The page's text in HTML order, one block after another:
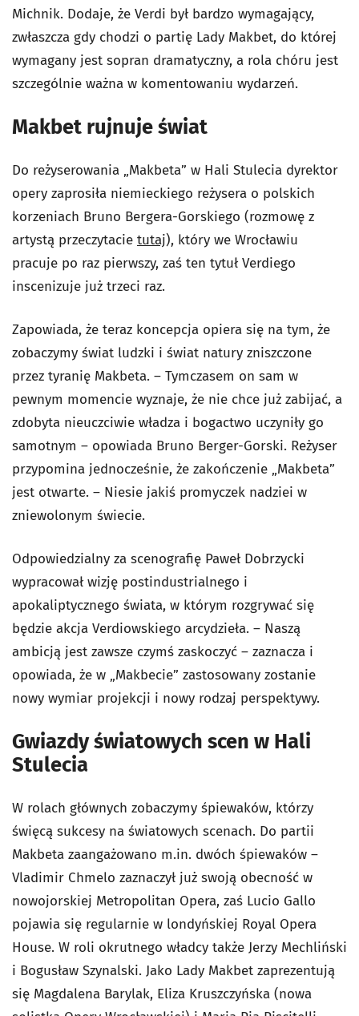
Michnik. Dodaje, że Verdi był bardzo wymagający,
zwłaszcza gdy chodzi o partię Lady Makbet, do której
wymagany jest sopran dramatyczny, a rola chóru jest
szczególnie ważna w komentowaniu wydarzeń.
Makbet rujnuje świat
Do reżyserowania „Makbeta” w Hali Stulecia dyrektor
opery zaprosiła niemieckiego reżysera o polskich
korzeniach Bruno Bergera-Gorskiego (rozmowę z
artystą przeczytacie tutaj), który we Wrocławiu
pracuje po raz pierwszy, zaś ten tytuł Verdiego
inscenizuje już trzeci raz.
Zapowiada, że teraz koncepcja opiera się na tym, że
zobaczymy świat ludzki i świat natury zniszczone
przez tyranię Makbeta. – Tymczasem on sam w
pewnym momencie wyznaje, że nie chce już zabijać, a
zdobyta nieuczciwie władza i bogactwo uczyniły go
samotnym – opowiada Bruno Berger-Gorski. Reżyser
przypomina jednocześnie, że zakończenie „Makbeta”
jest otwarte. – Niesie jakiś promyczek nadziei w
zniewolonym świecie.
Odpowiedzialny za scenografię Paweł Dobrzycki
wypracował wizję postindustrialnego i
apokaliptycznego świata, w którym rozgrywać się
będzie akcja Verdiowskiego arcydzieła. – Naszą
ambicją jest zawsze czymś zaskoczyć – zaznacza i
opowiada, że w „Makbecie” zastosowany zostanie
nowy wymiar projekcji i nowy rodzaj perspektywy.
Gwiazdy światowych scen w Hali
Stulecia
W rolach głównych zobaczymy śpiewaków, którzy
święcą sukcesy na światowych scenach. Do partii
Makbeta zaangażowano m.in. dwóch śpiewaków –
Vladimir Chmelo zaznaczył już swoją obecność w
nowojorskiej Metropolitan Opera, zaś Lucio Gallo
pojawia się regularnie w londyńskiej Royal Opera
House. W roli okrutnego władcy także Jerzy Mechliński
i Bogusław Szynalski. Jako Lady Makbet zaprezentują
się Magdalena Barylak, Eliza Kruszczyńska (nowa